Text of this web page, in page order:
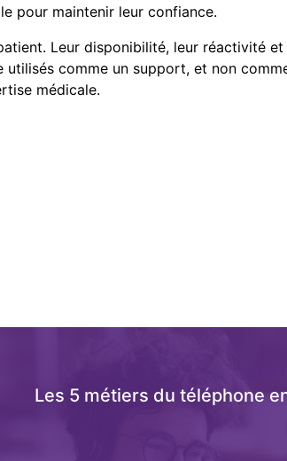
pour maintenir leur confiance.
Leur disponibilité, leur réactivité
comme un support, et non
médicale.
Les 5 métiers du téléphone